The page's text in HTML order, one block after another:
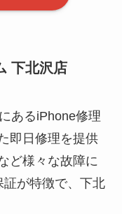
下北沢店
あるiPhone修理
即日修理を提供
ど様々な故障に
が特徴で、下北